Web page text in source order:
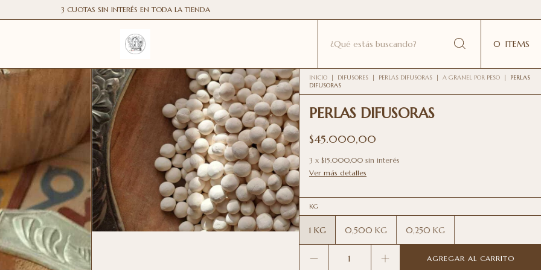
3 CUOTAS SIN INTERÉS EN TODA LA TIENDA
0 ITEMS
INICIO | DIFUSORES | PERLAS DIFUSORAS | A GRANEL POR PESO |
PERLAS
DIFUSORAS
PERLAS DIFUSORAS
$45.000,00
3 x $15.000,00 sin interés
Ver más detalles
KG
1 KG 0,500 KG 0,250 KG